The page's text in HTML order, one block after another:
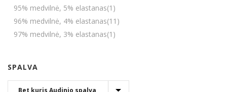
95% medvilnė, 5% elastanas(1)
96% medvilnė, 4% elastanas(11)
97% medvilnė, 3% elastanas(1)
SPALVA